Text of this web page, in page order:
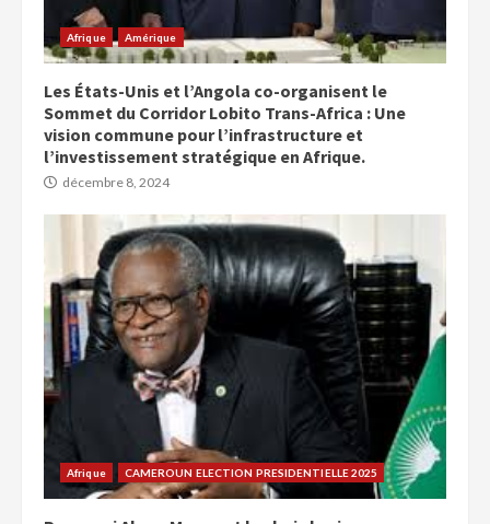
Afrique Amérique
Les États-Unis et l’Angola co-organisent le
Sommet du Corridor Lobito Trans-Africa : Une
vision commune pour l’infrastructure et
l’investissement stratégique en Afrique.
décembre 8, 2024
Afrique CAMEROUN ELECTION PRESIDENTIELLE 2025